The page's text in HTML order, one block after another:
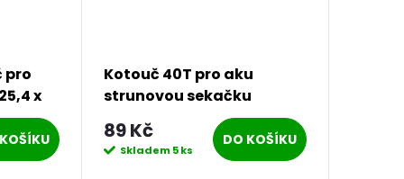
pro
x
Kotouč 40T pro aku
strunovou sekačku
Procraft PTA24 | PTA-
24.40TB
89 Kč
Skladem5 ks
DO KOŠÍKU